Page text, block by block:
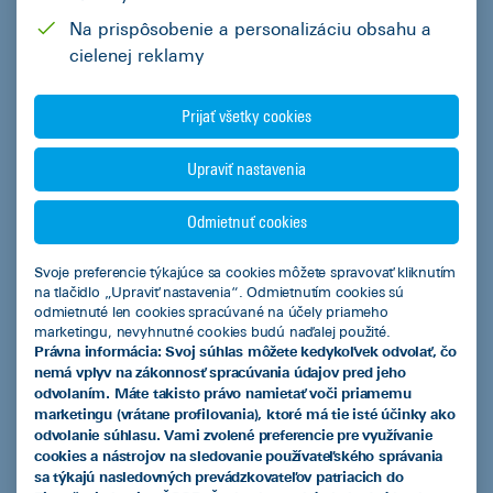
Počet slov
Informácia o spracúvaní osobných údajov. Osobné údaje
spracúvané na základe tohto kontaktného formuláru spracúva
Na prispôsobenie a personalizáciu obsahu a
cielenej reklamy
Prijať všetky cookies
Upraviť nastavenia
Odmietnuť cookies
Svoje preferencie týkajúce sa cookies môžete spravovať kliknutím
na tlačidlo „Upraviť nastavenia“. Odmietnutím cookies sú
odmietnuté len cookies spracúvané na účely priameho
marketingu, nevyhnutné cookies budú naďalej použité.
Právna informácia: Svoj súhlas môžete kedykoľvek odvolať, čo
nemá vplyv na zákonnosť spracúvania údajov pred jeho
odvolaním. Máte takisto právo namietať voči priamemu
marketingu (vrátane profilovania), ktoré má tie isté účinky ako
odvolanie súhlasu. Vami zvolené preferencie pre využívanie
cookies a nástrojov na sledovanie používateľského správania
sa týkajú nasledovných prevádzkovateľov patriacich do